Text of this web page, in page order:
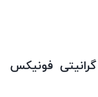
فونیکس